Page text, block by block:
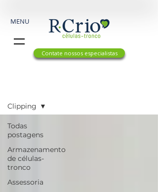
MENU
Contate nossos especialistas
Todas
postagens
Armazenamento
de células-
tronco
Assessoria
Clipping